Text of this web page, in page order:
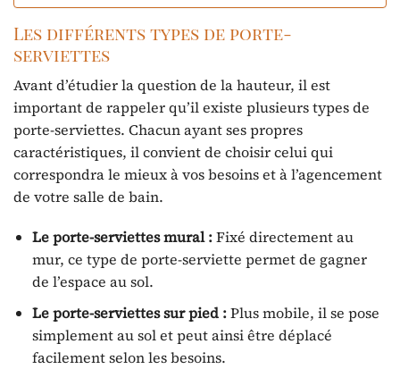
Les différents types de porte-
serviettes
Avant d’étudier la question de la hauteur, il est
important de rappeler qu’il existe plusieurs types de
porte-serviettes. Chacun ayant ses propres
caractéristiques, il convient de choisir celui qui
correspondra le mieux à vos besoins et à l’agencement
de votre salle de bain.
Le porte-serviettes mural :Fixé directement au
mur, ce type de porte-serviette permet de gagner
de l’espace au sol.
Le porte-serviettes sur pied :Plus mobile, il se pose
simplement au sol et peut ainsi être déplacé
facilement selon les besoins.